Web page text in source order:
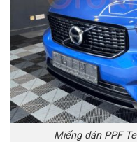
Miếng dán PPF